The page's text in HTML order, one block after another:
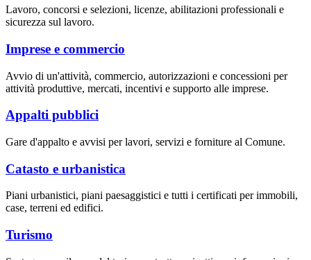
Lavoro, concorsi e selezioni, licenze, abilitazioni professionali e
sicurezza sul lavoro.
Imprese e commercio
Avvio di un'attività, commercio, autorizzazioni e concessioni per
attività produttive, mercati, incentivi e supporto alle imprese.
Appalti pubblici
Gare d'appalto e avvisi per lavori, servizi e forniture al Comune.
Catasto e urbanistica
Piani urbanistici, piani paesaggistici e tutti i certificati per immobili,
case, terreni ed edifici.
Turismo